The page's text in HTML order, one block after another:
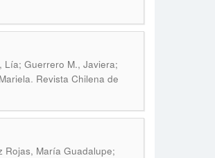
Lía; Guerrero M., Javiera;
. Revista Chilena de
Rojas, María Guadalupe;